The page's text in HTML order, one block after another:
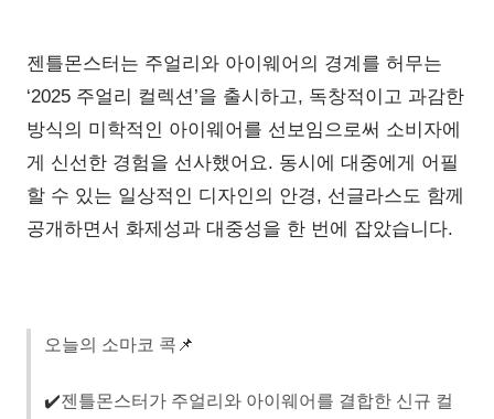
젠틀몬스터는 주얼리와 아이웨어의 경계를 허무는
‘2025 주얼리 컬렉션’을 출시하고, 독창적이고 과감한
방식의 미학적인 아이웨어를 선보임으로써 소비자에
게 신선한 경험을 선사했어요. 동시에 대중에게 어필
할 수 있는 일상적인 디자인의 안경, 선글라스도 함께
공개하면서 화제성과 대중성을 한 번에 잡았습니다.
오늘의 소마코 콕 📌
✔️젠틀몬스터가 주얼리와 아이웨어를 결합한 신규 컬